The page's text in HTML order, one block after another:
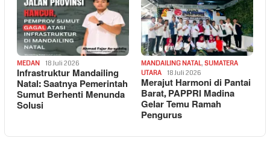
MEDAN 18 Juli 2026
Infrastruktur Mandailing
Natal: Saatnya Pemerintah
Sumut Berhenti Menunda
Solusi
MANDAILING NATAL, SUMATERA
UTARA
18 Juli 2026
Merajut Harmoni di Pantai
Barat, PAPPRI Madina
Gelar Temu Ramah
Pengurus